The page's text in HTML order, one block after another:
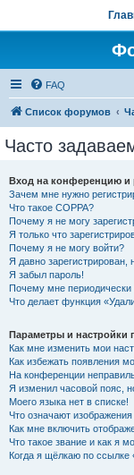
FAQ
Список форумов
Часто
Вход на конференцию и
Зачем мне нужно
Что такое COPPA?
Почему я не могу
Я только что
Почему я не могу войти?
Я давно зарегистрирован,
Я забыл пароль!
Почему мне периодически
Что делает функция
Параметры и настройки
Как мне изменить мои
Как избежать появления
На конференции
Я изменил часовой пояс,
Моего языка нет в списке!
Что означают
Как мне включить
Что такое звание и как я
Когда я щёлкаю по ссылке